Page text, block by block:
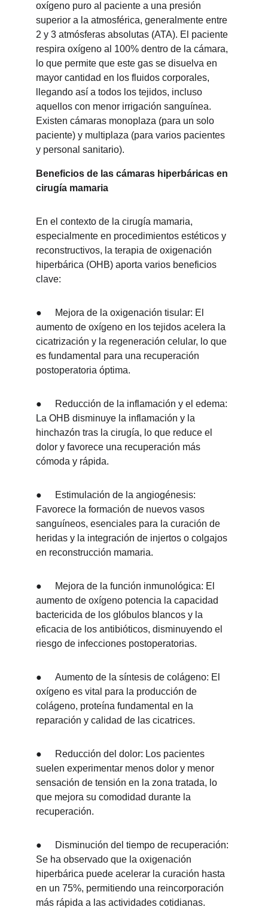
oxígeno puro al paciente a una presión
superior a la atmosférica, generalmente entre
2 y 3 atmósferas absolutas (ATA). El paciente
respira oxígeno al 100% dentro de la cámara,
lo que permite que este gas se disuelva en
mayor cantidad en los fluidos corporales,
llegando así a todos los tejidos, incluso
aquellos con menor irrigación sanguínea.
Existen cámaras monoplaza (para un solo
paciente) y multiplaza (para varios pacientes
y personal sanitario).
Beneficios de las cámaras hiperbáricas en
cirugía mamaria
En el contexto de la cirugía mamaria,
especialmente en procedimientos estéticos y
reconstructivos, la terapia de oxigenación
hiperbárica (OHB) aporta varios beneficios
clave:
●	Mejora de la oxigenación tisular: El
aumento de oxígeno en los tejidos acelera la
cicatrización y la regeneración celular, lo que
es fundamental para una recuperación
postoperatoria óptima.
●	Reducción de la inflamación y el edema:
La OHB disminuye la inflamación y la
hinchazón tras la cirugía, lo que reduce el
dolor y favorece una recuperación más
cómoda y rápida.
●	Estimulación de la angiogénesis:
Favorece la formación de nuevos vasos
sanguíneos, esenciales para la curación de
heridas y la integración de injertos o colgajos
en reconstrucción mamaria.
●	Mejora de la función inmunológica: El
aumento de oxígeno potencia la capacidad
bactericida de los glóbulos blancos y la
eficacia de los antibióticos, disminuyendo el
riesgo de infecciones postoperatorias.
●	Aumento de la síntesis de colágeno: El
oxígeno es vital para la producción de
colágeno, proteína fundamental en la
reparación y calidad de las cicatrices.
●	Reducción del dolor: Los pacientes
suelen experimentar menos dolor y menor
sensación de tensión en la zona tratada, lo
que mejora su comodidad durante la
recuperación.
●	Disminución del tiempo de recuperación:
Se ha observado que la oxigenación
hiperbárica puede acelerar la curación hasta
en un 75%, permitiendo una reincorporación
más rápida a las actividades cotidianas.